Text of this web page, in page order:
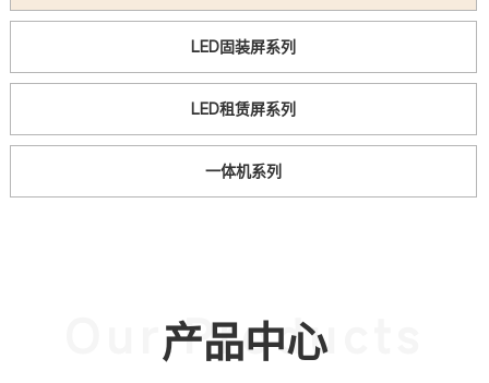
LED固装屏系列
LED租赁屏系列
一体机系列
Our Products
产品中心